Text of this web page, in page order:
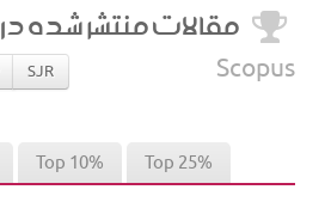
مقالات منتشر شده
Scopus
SJR
Top 10% Top 25%